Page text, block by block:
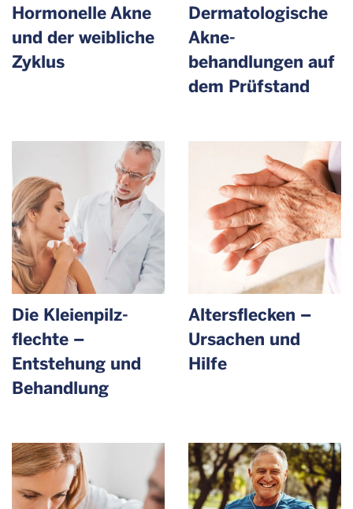
Hormonelle Akne
und der weibliche
Zyklus
Dermato­logische
Akne­
behandlungen auf
dem Prüfstand
Die Kleienpilz­
flechte –
Entstehung und
Behandlung
Altersflecken –
Ursachen und
Hilfe